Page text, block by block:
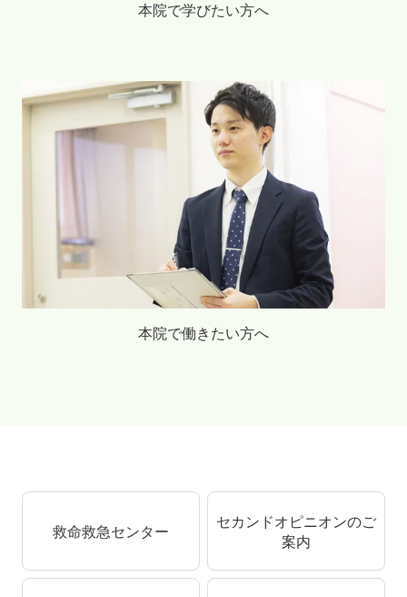
本院で学びたい方へ
本院で働きたい方へ
救命救急センター
セカンドオピニオンのご
案内